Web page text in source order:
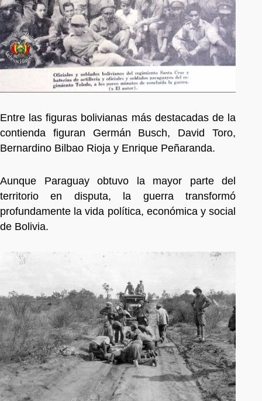
Entre las figuras bolivianas más destacadas de la
contienda figuran Germán Busch, David Toro,
Bernardino Bilbao Rioja y Enrique Peñaranda.
Aunque Paraguay obtuvo la mayor parte del
territorio en disputa, la guerra transformó
profundamente la vida política, económica y social
de Bolivia.